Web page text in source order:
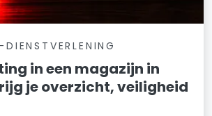
in een magazijn in
je overzicht, veiligheid